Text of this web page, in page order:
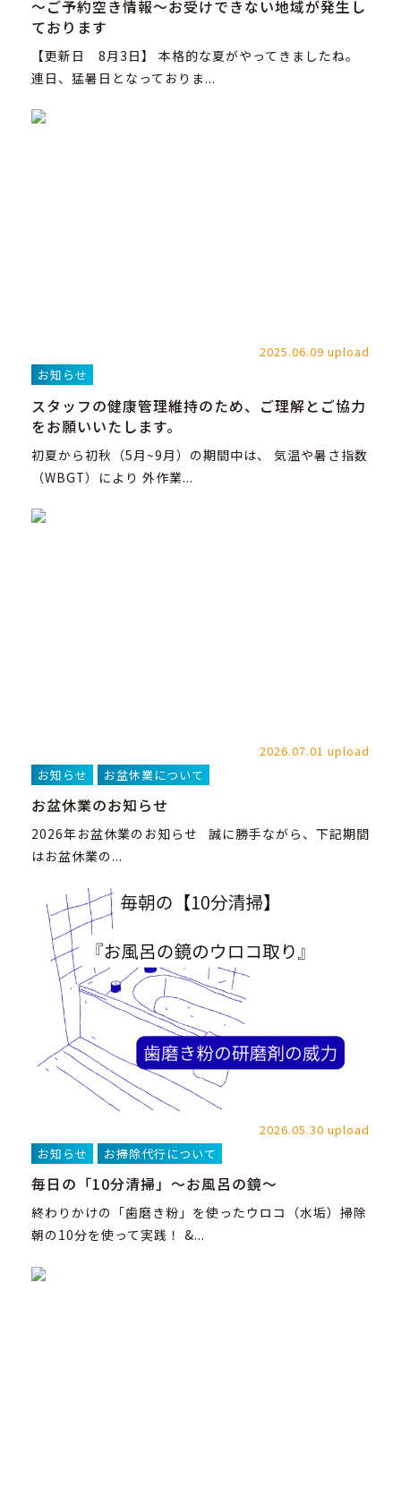
～ご予約空き情報～お受けできない地域が発生し
ております
【更新日 8月3日】 本格的な夏がやってきましたね。
連日、猛暑日となっておりま...
2025.06.09 upload
お知らせ
スタッフの健康管理維持のため、ご理解とご協力
をお願いいたします。
初夏から初秋（5月~9月）の期間中は、 気温や暑さ指数
（WBGT）により 外作業...
2026.07.01 upload
お知らせ
お盆休業について
お盆休業のお知らせ
2026年お盆休業のお知らせ 誠に勝手ながら、下記期間
はお盆休業の...
2026.05.30 upload
お知らせ
お掃除代行について
毎日の「10分清掃」～お風呂の鏡～
終わりかけの「歯磨き粉」を使ったウロコ（水垢）掃除
朝の10分を使って実践！ &...